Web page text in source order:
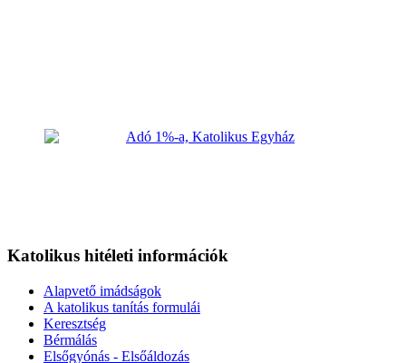
Katolikus hitéleti információk
Alapvető imádságok
A katolikus tanítás formulái
Keresztség
Bérmálás
Elsőgyónás - Elsőáldozás